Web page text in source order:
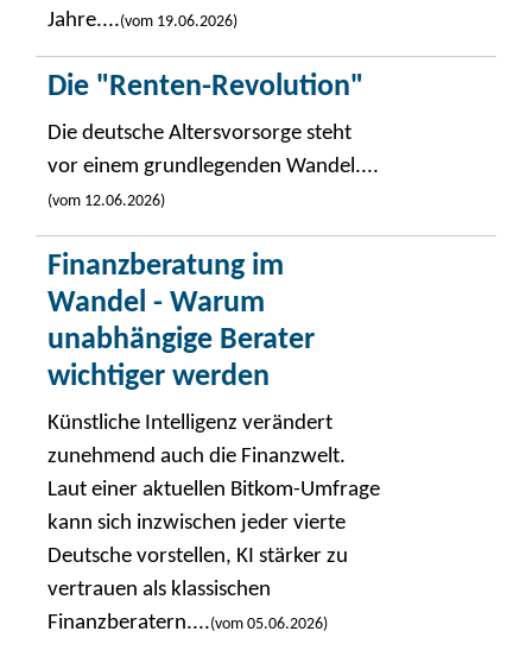
Jahre....(vom 19.06.2026)
Die "Renten-Revolution"
Die deutsche Altersvorsorge steht
vor einem grundlegenden Wandel....
(vom 12.06.2026)
Finanzberatung im
Wandel - Warum
unabhängige Berater
wichtiger werden
Künstliche Intelligenz verändert
zunehmend auch die Finanzwelt.
Laut einer aktuellen Bitkom-Umfrage
kann sich inzwischen jeder vierte
Deutsche vorstellen, KI stärker zu
vertrauen als klassischen
Finanzberatern....(vom 05.06.2026)